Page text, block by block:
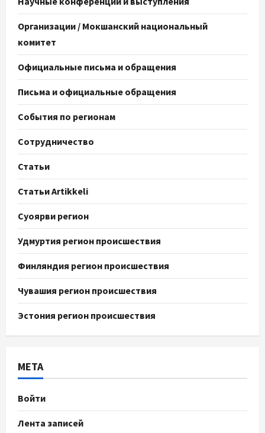
Организации / Мокшанский национальный
комитет
Официальные письма и обращения
Письма и официальные обращения
События по регионам
Сотрудничество
Статьи
Статьи Artikkeli
Суоярви регион
Удмуртия регион происшествия
Финляндия регион происшествия
Чувашия регион происшествия
Эстония регион происшествия
МЕТА
Войти
Лента записей